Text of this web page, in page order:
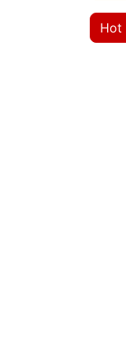
Hot